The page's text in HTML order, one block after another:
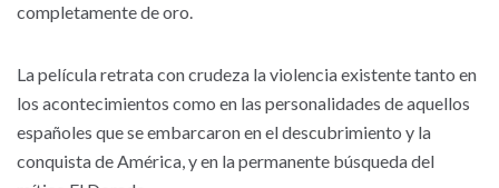
completamente de oro.
La película retrata con crudeza la violencia existente tanto en
los acontecimientos como en las personalidades de aquellos
españoles que se embarcaron en el descubrimiento y la
conquista de América, y en la permanente búsqueda del